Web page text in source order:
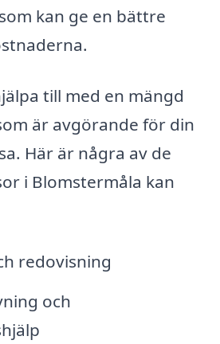
kan ge en bättre
till med en mängd
är avgörande för din
Här är några av de
i Blomstermåla kan
redovisning
och